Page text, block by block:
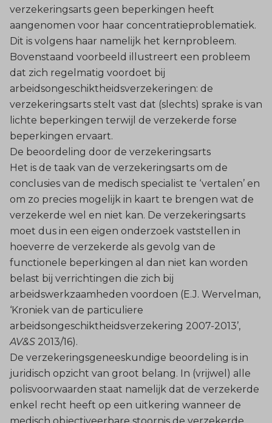
verzekeringsarts geen beperkingen heeft
aangenomen voor haar concentratieproblematiek.
Dit is volgens haar namelijk het kernprobleem.
Bovenstaand voorbeeld illustreert een probleem
dat zich regelmatig voordoet bij
arbeidsongeschiktheidsverzekeringen: de
verzekeringsarts stelt vast dat (slechts) sprake is van
lichte beperkingen terwijl de verzekerde forse
beperkingen ervaart.
De beoordeling door de verzekeringsarts
Het is de taak van de verzekeringsarts om de
conclusies van de medisch specialist te ‘vertalen’ en
om zo precies mogelijk in kaart te brengen wat de
verzekerde wel en niet kan. De verzekeringsarts
moet dus in een eigen onderzoek vaststellen in
hoeverre de verzekerde als gevolg van de
functionele beperkingen al dan niet kan worden
belast bij verrichtingen die zich bij
arbeidswerkzaamheden voordoen (E.J. Wervelman,
‘Kroniek van de particuliere
arbeidsongeschiktheidsverzekering 2007-2013’,
AV&S 2013/16).
De verzekeringsgeneeskundige beoordeling is in
juridisch opzicht van groot belang. In (vrijwel) alle
polisvoorwaarden staat namelijk dat de verzekerde
enkel recht heeft op een uitkering wanneer de
medisch objectiveerbare stoornis de verzekerde